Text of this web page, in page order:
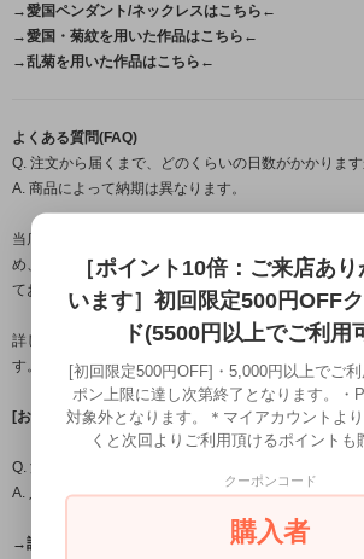
→愛国ペンダント/ネックレスはこちら←
→愛国・菊紋を用いた作品はこちら←
→乱菊を用いた作品はこちら←
よくある質問(FAQ)
Q. 注文から届くまで、どのくらいの日数がかかりま
A. 商品によって納期は異なります。
当店の作品はすべて職人が一点ずつ手作業で製作する
め、ご注文・ご入金確認後から発送までは営業日約1
ております。
詳しいお届け時期につきましては、ご注文確定後にメ
す。
[お届け日目安についてはこちら←]
Q. 温泉やプール、お風呂に入るときは外したほうがい
A. 入浴時の着用は避けて頂くことをおすすめします。
→詳しくはこちら(FAQ)←
［ポイント10倍：ご来店あ
います］初回限定500円OFF
ド(5500円以上でご利用
[初回限定500円OFF]・5,000円以上でご
ポン上限に達し次第終了となります。・
対象外となります。＊マイアカウントよ
くと次回よりご利用頂けるポイントも
クーポンコード
購入者